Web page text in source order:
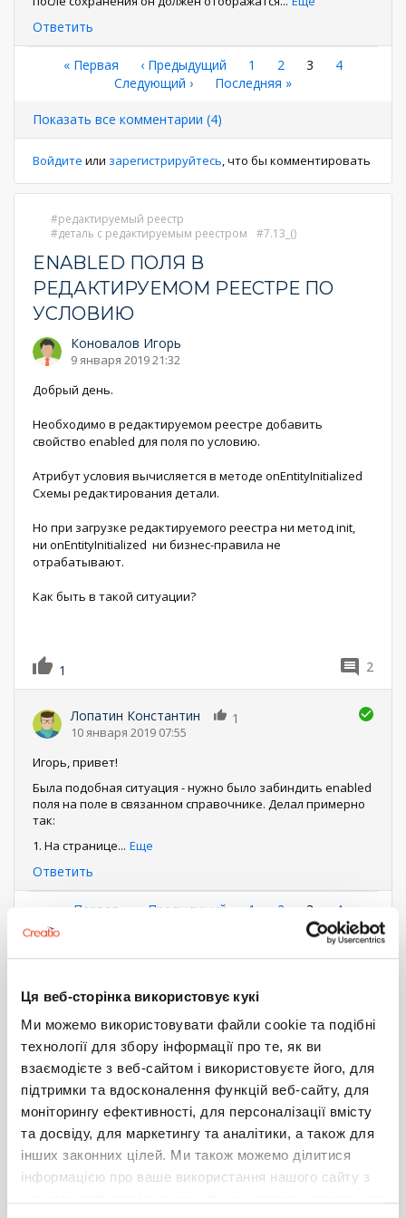
Ця веб-сторінка використовує кукі
Ми можемо використовувати файли cookie та подібні
технології для збору інформації про те, як ви
взаємодієте з веб-сайтом і використовуєте його, для
підтримки та вдосконалення функцій веб-сайту, для
моніторингу ефективності, для персоналізації вмісту
та досвіду, для маркетингу та аналітики, а також для
інших законних цілей. Ми також можемо ділитися
інформацією про ваше використання нашого сайту з
Ответить
Нумерация
страниц
Первая
страница
« Первая ←
‹ Предыдущий Страница
1 Страница
2
Текущая
3 Страница
4
Следующая
Следующий ›
Последняя
Последняя »
Показать все комментарии (4)
Войдите или зарегистрируйтесь , что бы комментировать
редактируемый реестр
деталь с редактируемым реестром
7.13_()
ENABLED ПОЛЯ В
РЕДАКТИРУЕМОМ РЕЕСТРЕ ПО
УСЛОВИЮ
Коновалов Игорь
9 января 2019 21:32
Добрый день.
Необходимо в редактируемом реестре добавить
свойство enabled для поля по условию.
Атрибут условия вычисляется в методе onEntityInitialized
Схемы редактирования детали.
Но при загрузке редактируемого реестра ни метод init,
ни onEntityInitialized ни бизнес-правила не
отрабатывают.
Как быть в такой ситуации?
1 2
Лопатин Константин
10 января 2019 07:55
1
Игорь, привет!
Была подобная ситуация - нужно было забиндить enabled
поля на поле в связанном справочнике. Делал примерно
так:
1. На странице... Еще
Ответить
Нумерация
страниц
Первая
« Первая ←
‹ Предыдущий Страница
1 Страница
2
Текущая
страница
3 Страница
4
Показать все комментарии (1)
Войдитеилизарегистрируйтесь, что бы комментировать
деталь с редактируемым реестром фильтр
СЛОЖНЫЙ ФИЛЬТР В
СПРАВОЧНОМ ПОЛЕ В ДЕТАЛИ С
РЕДАКТИРУЕМЫМ РЕЕСТРОМ
Дмитрий Тёскин
9 января 2019 08:20